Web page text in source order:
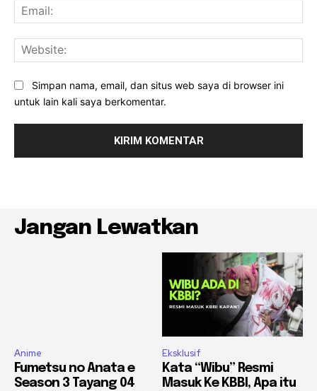
Simpan nama, email, dan situs web saya di browser ini
untuk lain kali saya berkomentar.
Jangan Lewatkan
Anime
Fumetsu no Anata e
Season 3 Tayang 04
Eksklusif
Kata “Wibu” Resmi
Masuk Ke KBBI, Apa itu